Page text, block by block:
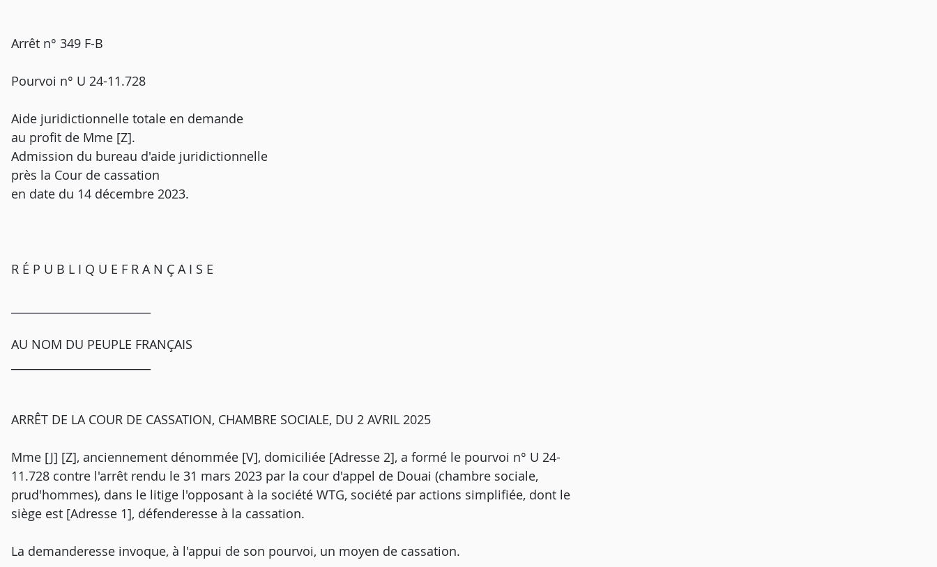
Arrêt n° 349 F-B
Pourvoi n° U 24-11.728
Aide juridictionnelle totale en demande
au profit de Mme [Z].
Admission du bureau d'aide juridictionnelle
près la Cour de cassation
en date du 14 décembre 2023.
R É P U B L I Q U E F R A N Ç A I S E
AU NOM DU PEUPLE FRANÇAIS
ARRÊT DE LA COUR DE CASSATION, CHAMBRE SOCIALE, DU 2 AVRIL 2025
Mme [J] [Z], anciennement dénommée [V], domiciliée [Adresse 2], a formé le pourvoi n° U 24-
11.728 contre l'arrêt rendu le 31 mars 2023 par la cour d'appel de Douai (chambre sociale,
prud'hommes), dans le litige l'opposant à la société WTG, société par actions simplifiée, dont le
siège est [Adresse 1], défenderesse à la cassation.
La demanderesse invoque, à l'appui de son pourvoi, un moyen de cassation.